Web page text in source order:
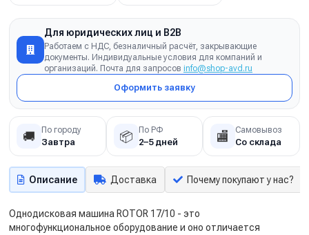
Для юридических лиц и B2B
Работаем с НДС, безналичный расчёт, закрывающие
документы. Индивидуальные условия для компаний и
организаций. Почта для запросов info@shop-avd.ru
Оформить заявку
🚚 По городу
Завтра 📦 По РФ
2–5 дней 🏬 Самовывоз
Со склада
Описание Доставка Почему покупают у нас?
Однодисковая машина ROTOR 17/10 - это
многофункциональное оборудование и оно отличается